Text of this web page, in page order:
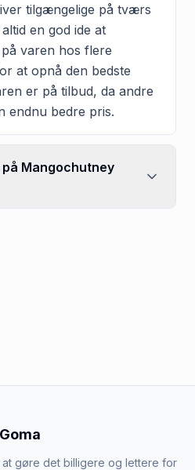
tilgængelige på tværs
en god ide at
varen hos flere
at opnå den bedste
er på tilbud, da andre
endnu bedre pris.
Mangochutney
Goma
at gøre det billigere og lettere for